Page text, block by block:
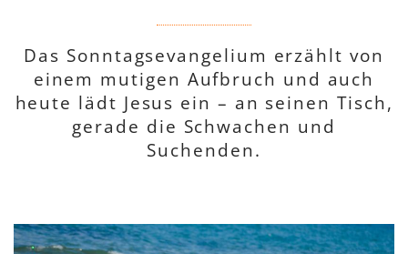
Das Sonntagsevangelium erzählt von
einem mutigen Aufbruch und auch
heute lädt Jesus ein – an seinen Tisch,
gerade die Schwachen und
Suchenden.